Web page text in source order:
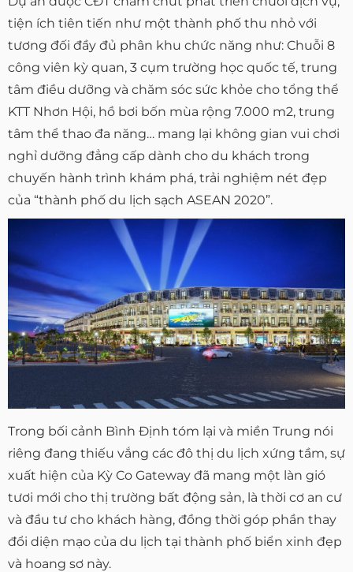
tiện ích tiên tiến như một thành phố thu nhỏ với
tương đối đầy đủ phân khu chức năng như: Chuỗi 8
công viên kỳ quan, 3 cụm trường học quốc tế, trung
tâm điều dưỡng và chăm sóc sức khỏe cho tổng thể
KTT Nhơn Hội, hồ bơi bốn mùa rộng 7.000 m2, trung
tâm thể thao đa năng… mang lại không gian vui chơi
nghỉ dưỡng đẳng cấp dành cho du khách trong
chuyến hành trình khám phá, trải nghiệm nét đẹp
của “thành phố du lịch sạch ASEAN 2020”.
Trong bối cảnh Bình Định tóm lại và miền Trung nói
riêng đang thiếu vắng các đô thị du lịch xứng tầm, sự
xuất hiện của Kỳ Co Gateway đã mang một làn gió
tươi mới cho thị trường bất động sản, là thời cơ an cư
và đầu tư cho khách hàng, đồng thời góp phần thay
đổi diện mạo của du lịch tại thành phố biển xinh đẹp
và hoang sơ này.